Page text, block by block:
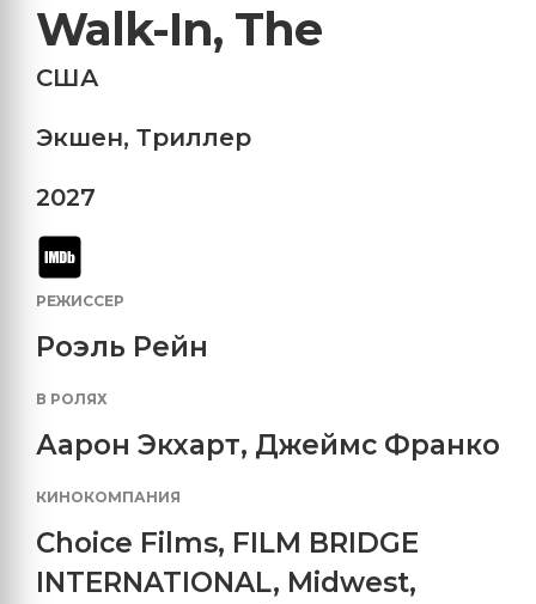
Walk-In, The
США
Экшен, Триллер
2027
РЕЖИССЕР
Роэль Рейн
В РОЛЯХ
Аарон Экхарт, Джеймс Франко
КИНОКОМПАНИЯ
Choice Films, FILM BRIDGE
INTERNATIONAL, Midwest,